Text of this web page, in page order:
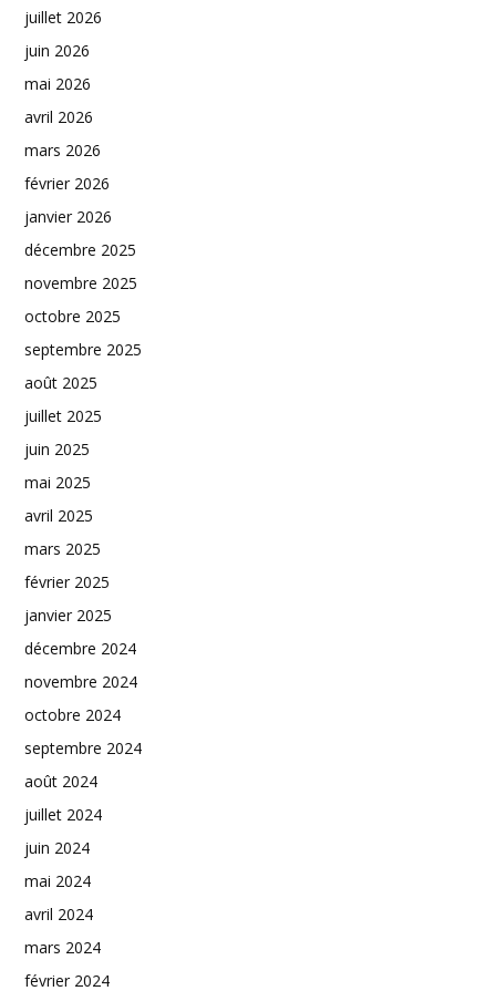
juillet 2026
juin 2026
mai 2026
avril 2026
mars 2026
février 2026
janvier 2026
décembre 2025
novembre 2025
octobre 2025
septembre 2025
août 2025
juillet 2025
juin 2025
mai 2025
avril 2025
mars 2025
février 2025
janvier 2025
décembre 2024
novembre 2024
octobre 2024
septembre 2024
août 2024
juillet 2024
juin 2024
mai 2024
avril 2024
mars 2024
février 2024